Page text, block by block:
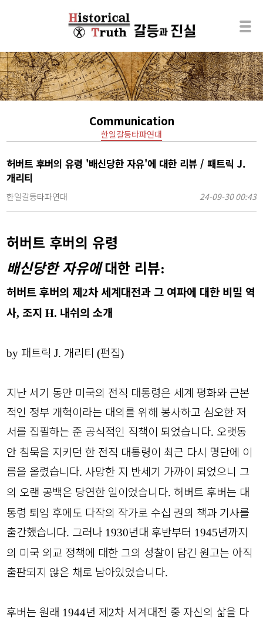
Communication
한일갈등타파연대
허버트 후버의 유령 '배신당한 자유'에 대한 리뷰 / 패트릭 J.
개리티
한일갈등타파연대 24-09-30 00:43
허버트 후버의 유령
배신당한 자유에대한 리뷰:
허버트 후버의 제2차 세계대전과 그 여파에 대한 비밀 역
사, 조지H. 내쉬의 소개
by 패트릭J. 개리티(편집)
지난 세기 동안 미국의 전직 대통령은 세계 평화와 근본
적인 정부 개혁이라는 대의를 위해 봉사하고 심오한 저
서를 집필하는 준 공식적인 직책이 되었습니다. 오랫동
안 침묵을 지키던 한 전직 대통령이 최근 다시 명단에 이
름을 올렸습니다.사망한 지 반세기 가까이 되었으니 그
의 오랜 공백은 당연한 일이었습니다.허버트 후버는 대
통령 퇴임 후에도 다작의 작가로 수십 권의 책과 기사를
출간했습니다. 그러나 1930년대 후반부터 1945년까지
의 미국 외교 정책에 대한 그의 성찰이 담긴 원고는 아직
출판되지 않은 채로 남아있었습니다.
후버는 원래 1944년 제2차 세계대전 중 자신의 삶을 다